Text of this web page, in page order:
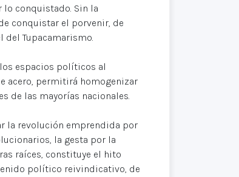
conquistado. Sin la
conquistar el porvenir, de
del Tupacamarismo.
espacios políticos al
acero, permitirá homogenizar
de las mayorías nacionales.
la revolución emprendida por
la gesta por la
raíces, constituye el hito
político reivindicativo, de